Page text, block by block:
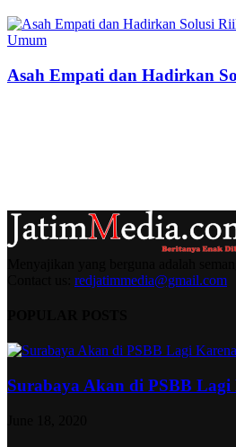
Umum
Asah Empati dan Hadirkan
redjatimmedia@gmail.com
Surabaya Akan di PSBB